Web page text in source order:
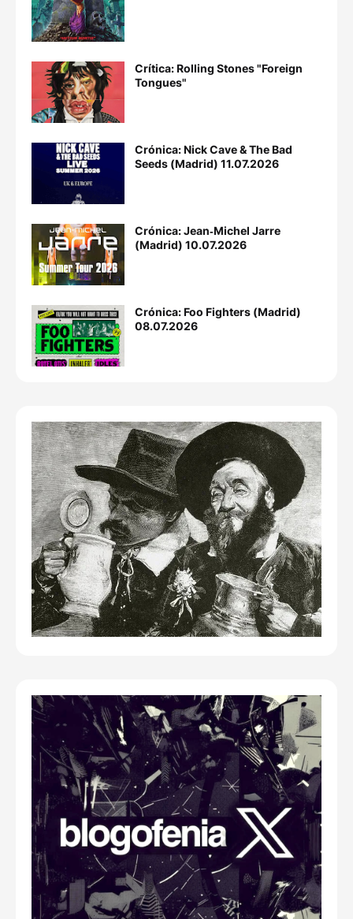
Crítica: Rolling Stones "Foreign
Tongues"
Crónica: Nick Cave & The Bad
Seeds (Madrid) 11.07.2026
Crónica: Jean‐Michel Jarre
(Madrid) 10.07.2026
Crónica: Foo Fighters (Madrid)
08.07.2026